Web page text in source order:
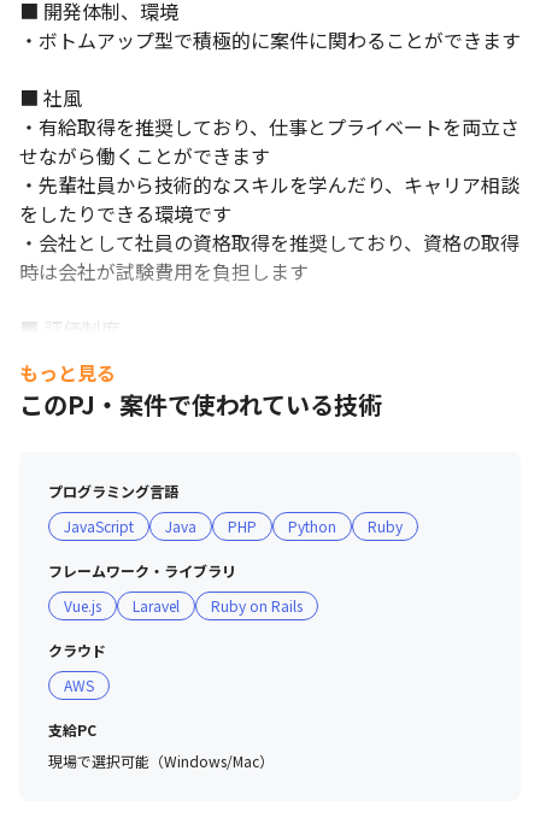
■ 開発体制、環境
・ボトムアップ型で積極的に案件に関わることができます
■ 社風
・有給取得を推奨しており、仕事とプライベートを両立さ
せながら働くことができます
・先輩社員から技術的なスキルを学んだり、キャリア相談
をしたりできる環境です
・会社として社員の資格取得を推奨しており、資格の取得
時は会社が試験費用を負担します
■ 評価制度
・評価時期は年4回（5月、11月）です
・SES案件の評価軸は、本人の単価です
・受託開発の場合の評価軸は、開発への貢献度や会社への
れます
もっと見る
このPJ・案件で使われている技術
プログラミング言語
JavaScript
Java PHP Python Ruby
フレームワーク・ライブラリ
Vue.js
Laravel Ruby on Rails
クラウド
AWS
支給PC
現場で選択可能（Windows/Mac）